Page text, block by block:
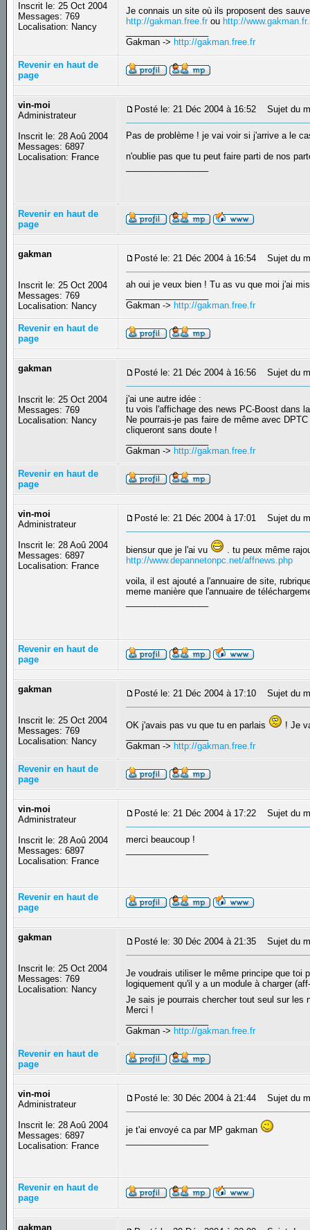
Inscrit le: 25 Oct 2004
Messages: 769
Localisation: Nancy
Je connais un site où ils proposent des
http://gakman.free.frou http://
Gakman -> http://gakman.free.fr
Revenir en haut de
page
vin-moi
Administrateur
Inscrit le: 28 Aoû 2004
Messages: 6897
Localisation: France
Posté le: 21 Déc 2004 à 16:52 Sujet du
Pas de problème ! je vai voir si j'arrive a le
n'oublie pas que tu peut faire parti de nos
Revenir en haut de
page
gakman
Inscrit le: 25 Oct 2004
Messages: 769
Localisation: Nancy
Posté le: 21 Déc 2004 à 16:54 Sujet du
ah oui je veux bien ! Tu as vu que moi j'ai
Gakman -> http://gakman.free.fr
Revenir en haut de
page
gakman
Inscrit le: 25 Oct 2004
Messages: 769
Localisation: Nancy
Posté le: 21 Déc 2004 à 16:56 Sujet du
j'ai une autre idée :
tu vois l'affichage des news PC-Boost dans
Ne pourrais-je pas faire de même avec
cliqueront sans doute !
Gakman -> http://gakman.free.fr
Revenir en haut de
page
vin-moi
Administrateur
Inscrit le: 28 Aoû 2004
Messages: 6897
Localisation: France
Posté le: 21 Déc 2004 à 17:01 Sujet du
biensur que je l'ai vu
. tu peux même
http://www.depannetonpc.net/affnews.php
voila, il est ajouté a l'annuaire de site,
meme manière que l'annuaire de
Revenir en haut de
page
gakman
Inscrit le: 25 Oct 2004
Messages: 769
Localisation: Nancy
Posté le: 21 Déc 2004 à 17:10 Sujet du
OK j'avais pas vu que tu en parlais
! Je
Gakman -> http://gakman.free.fr
Revenir en haut de
page
vin-moi
Administrateur
Inscrit le: 28 Aoû 2004
Messages: 6897
Localisation: France
Posté le: 21 Déc 2004 à 17:22 Sujet du
merci beaucoup !
Revenir en haut de
page
gakman
Inscrit le: 25 Oct 2004
Messages: 769
Localisation: Nancy
Posté le: 30 Déc 2004 à 21:35 Sujet du
Je voudrais utiliser le même principe que toi
logiquement qu'il y a un module à charger
Je sais je pourrais chercher tout seul sur
Merci !
Gakman -> http://gakman.free.fr
Revenir en haut de
page
vin-moi
Administrateur
Inscrit le: 28 Aoû 2004
Messages: 6897
Localisation: France
Posté le: 30 Déc 2004 à 21:44 Sujet du
je t'ai envoyé ca par MP gakman
Revenir en haut de
page
gakman